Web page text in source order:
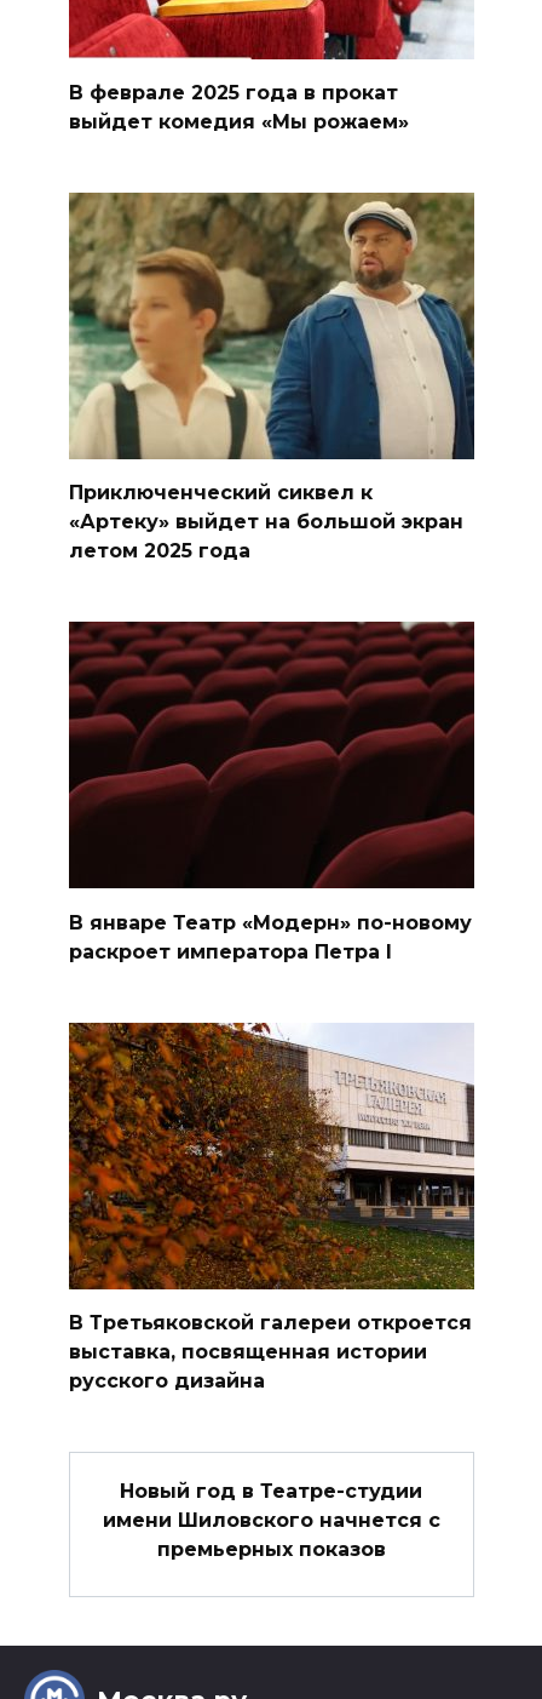
В феврале 2025 года в прокат
выйдет комедия «Мы рожаем»
Приключенческий сиквел к
«Артеку» выйдет на большой экран
летом 2025 года
В январе Театр «Модерн» по-новому
раскроет императора Петра I
В Третьяковской галереи откроется
выставка, посвященная истории
русского дизайна
Новый год в Театре-студии
имени Шиловского начнется с
премьерных показов